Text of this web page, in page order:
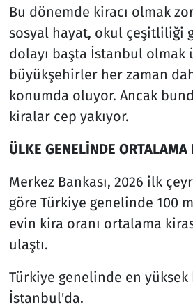
Bu dönemde kiracı olmak
sosyal hayat, okul çeşitliliği
dolayı başta İstanbul olmak
büyükşehirler her zaman
konumda oluyor. Ancak
kiralar cep yakıyor.
ÜLKE GENELİNDE
Merkez Bankası, 2026 ilk
göre Türkiye genelinde 100
evin kira oranı ortalama
ulaştı.
Türkiye genelinde en
İstanbul'da.
Spor
Teknoloji ve Bilim
Televizyon